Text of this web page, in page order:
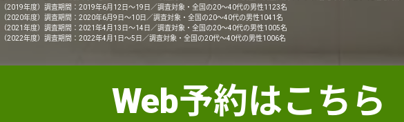
（2019年度）調査期間：2019年6月12日～19日／調査対象・全国の20～40代の男性1123名
（2020年度）調査期間：2020年6月9日～10日／調査対象・全国の20～40代の男性1041名
（2021年度）調査期間：2021年4月13日～14日／調査対象・全国の20～40代の男性1005名
（2022年度）調査期間：2022年4月1日～5日／調査対象・全国の20代～40代の男性1006名
Web予約はこちら